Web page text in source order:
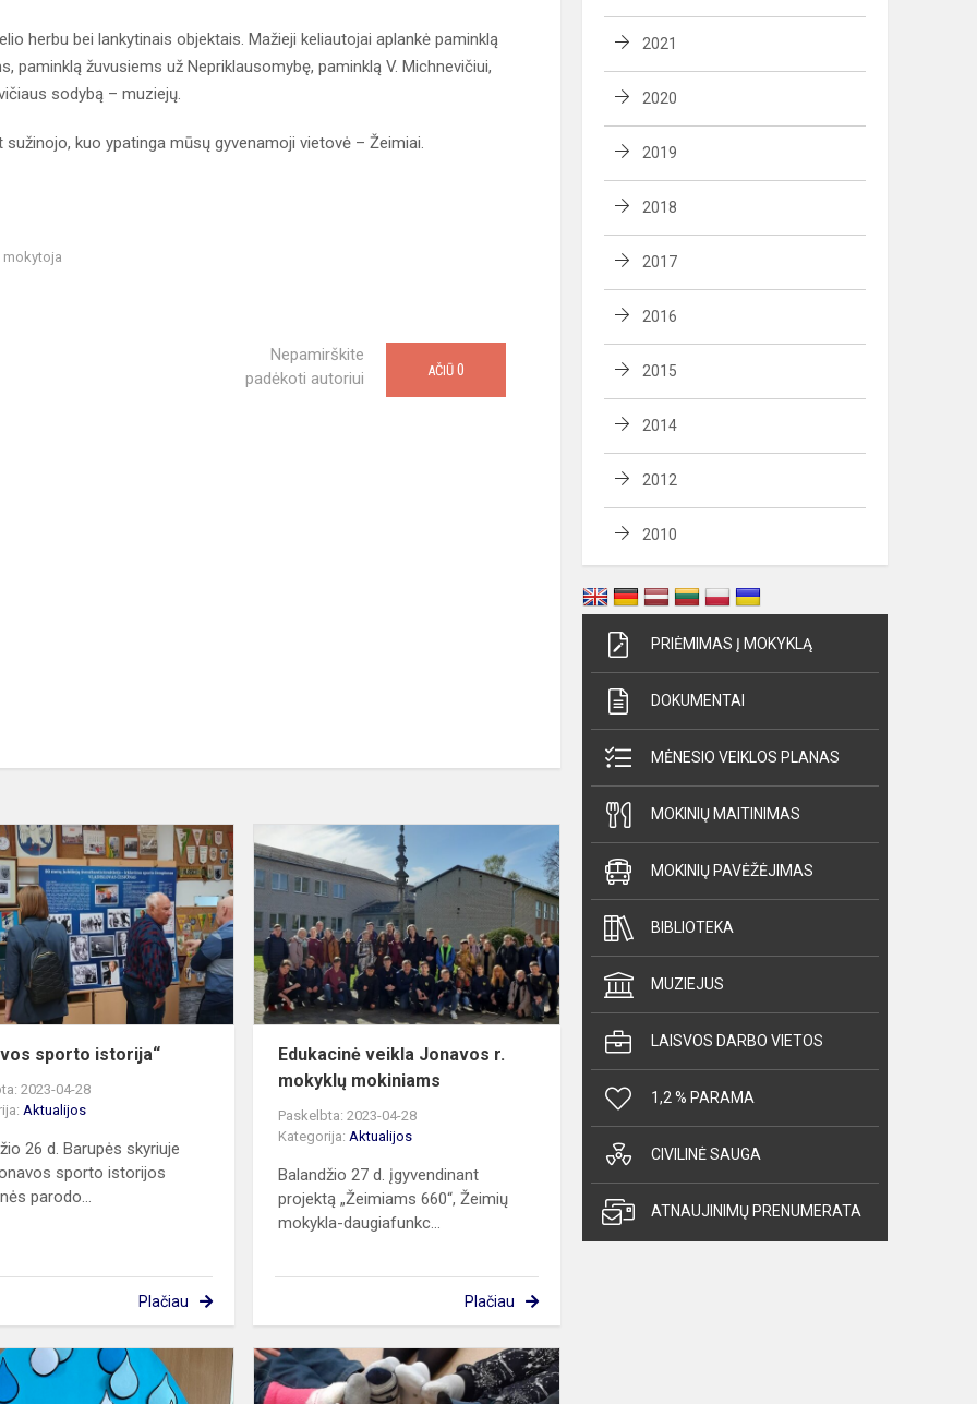
herbu bei lankytinais objektais. Mažieji keliautojai aplankė paminklą
paminklą žuvusiems už Nepriklausomybę, paminklą V. Michnevičiui,
sodybą – muziejų.
kuo ypatinga mūsų gyvenamoji vietovė – Žeimiai.
Nepamirškite
padėkoti autoriui
AČIŪ 0
„Jonavos
sporto
istorija“
sporto istorija“
2023-04-28
Aktualijos
26 d. Barupės skyriuje
sporto istorijos
parodo...
Plačiau
veikla
Jonavos
r.
mokyklų
Edukacinė veikla Jonavos r.
mokyklų mokiniams
Paskelbta: 2023-04-28
Kategorija:Aktualijos
Balandžio 27 d. įgyvendinant
projektą „Žeimiams 660“, Žeimių
mokykla-daugiafunkc...
Plačiau
Balandžio
Nenurašyk,
o
2021
2020
2019
2018
2017
2016
2015
2014
2012
2010
PRIĖMIMAS Į MOKYKLĄ
DOKUMENTAI
MĖNESIO VEIKLOS PLANAS
MOKINIŲ MAITINIMAS
MOKINIŲ PAVĖŽĖJIMAS
BIBLIOTEKA
MUZIEJUS
LAISVOS DARBO VIETOS
1,2 % PARAMA
CIVILINĖ SAUGA
ATNAUJINIMŲ PRENUMERATA